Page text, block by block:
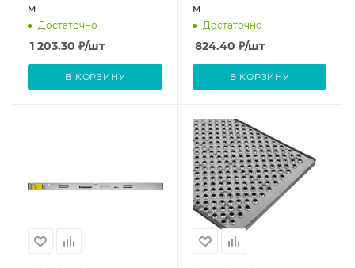
м
Достаточно
1 203.30 ₽/шт
В КОРЗИНУ
м
Достаточно
824.40 ₽/шт
В КОРЗИНУ